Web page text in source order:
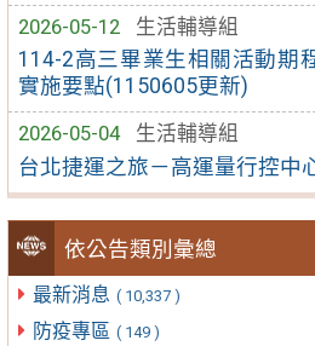
2026-05-12
生活輔導組
114-2高三畢業生相關活動期
實施要點(1150605更新)
2026-05-04
生活輔導組
台北捷運之旅－高運量行控中
依公告類別彙總
最新消息 ( 10,337 )
防疫專區 ( 149 )